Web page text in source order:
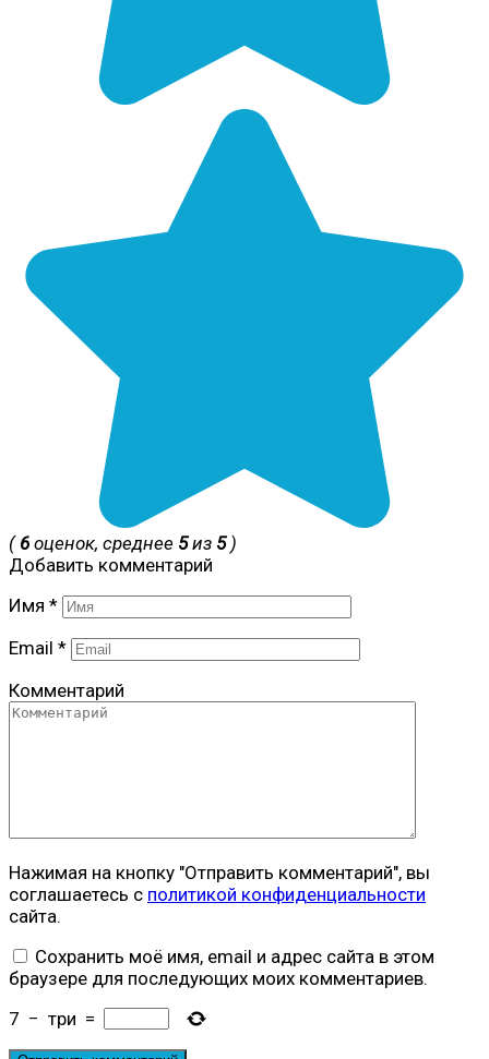
( 6 оценок, среднее 5из 5)
Добавить комментарий
Имя *
Email *
Комментарий
Нажимая на кнопку "Отправить комментарий", вы
соглашаетесь с политикой конфиденциальности
сайта.
Сохранить моё имя, email и адрес сайта в этом
браузере для последующих моих комментариев.
7 − три =